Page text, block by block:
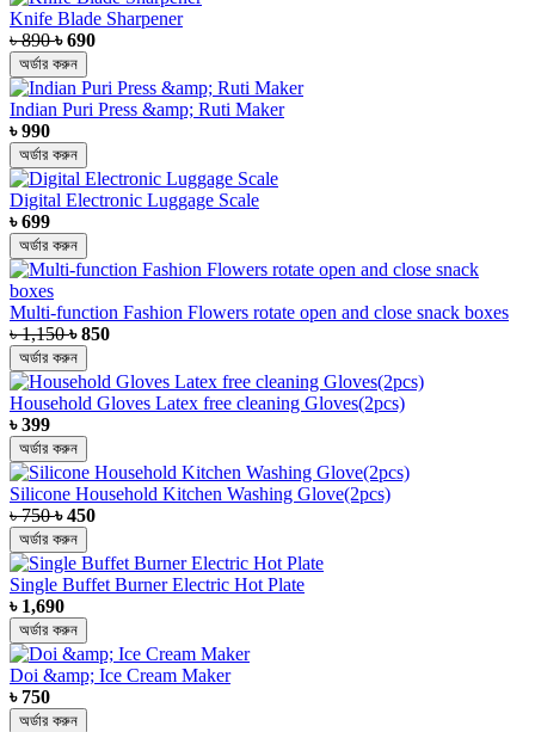
Knife Blade Sharpener
৳ 890৳ 690
অর্ডার করুন
Indian Puri Press &amp; Ruti Maker
৳ 990
অর্ডার করুন
Digital Electronic Luggage Scale
৳ 699
অর্ডার করুন
Multi-function Fashion Flowers rotate open and close snack boxes
৳ 1,150৳ 850
অর্ডার করুন
Household Gloves Latex free cleaning Gloves(2pcs)
৳ 399
অর্ডার করুন
Silicone Household Kitchen Washing Glove(2pcs)
৳ 750৳ 450
অর্ডার করুন
Single Buffet Burner Electric Hot Plate
৳ 1,690
অর্ডার করুন
Doi &amp; Ice Cream Maker
৳ 750
অর্ডার করুন